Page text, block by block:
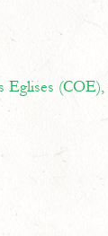
Eglises (COE),